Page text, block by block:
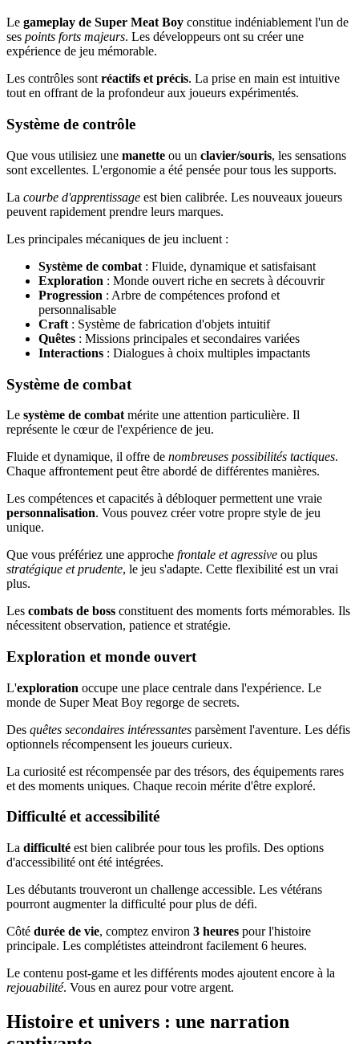
Le gameplay de Super Meat Boy constitue indéniablement l'un de
ses points forts majeurs. Les développeurs ont su créer une
expérience de jeu mémorable.
Les contrôles sontréactifs et précis. La prise en main est intuitive
tout en offrant de la profondeur aux joueurs expérimentés.
Système de contrôle
Que vous utilisiez une manette ou un clavier/souris, les sensations
sont excellentes. L'ergonomie a été pensée pour tous les supports.
La courbe d'apprentissage est bien calibrée. Les nouveaux joueurs
peuvent rapidement prendre leurs marques.
Les principales mécaniques de jeu incluent :
Système de combat : Fluide, dynamique et satisfaisant
Exploration : Monde ouvert riche en secrets à découvrir
Progression : Arbre de compétences profond et
personnalisable
Craft : Système de fabrication d'objets intuitif
Quêtes : Missions principales et secondaires variées
Interactions : Dialogues à choix multiples impactants
Système de combat
Le système de combat mérite une attention particulière. Il
représente le cœur de l'expérience de jeu.
Fluide et dynamique, il offre de nombreuses possibilités tactiques.
Chaque affrontement peut être abordé de différentes manières.
Les compétences et capacités à débloquer permettent une vraie
personnalisation. Vous pouvez créer votre propre style de jeu
unique.
Que vous préfériez une approche frontale et agressive ou plus
stratégique et prudente, le jeu s'adapte. Cette flexibilité est un vrai
plus.
Les combats de boss constituent des moments forts mémorables. Ils
nécessitent observation, patience et stratégie.
Exploration et monde ouvert
L'exploration occupe une place centrale dans l'expérience. Le
monde de Super Meat Boy regorge de secrets.
Des quêtes secondaires intéressantes parsèment l'aventure. Les défis
optionnels récompensent les joueurs curieux.
La curiosité est récompensée par des trésors, des équipements rares
et des moments uniques. Chaque recoin mérite d'être exploré.
Difficulté et accessibilité
La difficulté est bien calibrée pour tous les profils. Des options
d'accessibilité ont été intégrées.
Les débutants trouveront un challenge accessible. Les vétérans
pourront augmenter la difficulté pour plus de défi.
Côté durée de vie, comptez environ 3 heures pour l'histoire
principale. Les complétistes atteindront facilement 6 heures.
Le contenu post-game et les différents modes ajoutent encore à la
rejouabilité. Vous en aurez pour votre argent.
Histoire et univers : une narration